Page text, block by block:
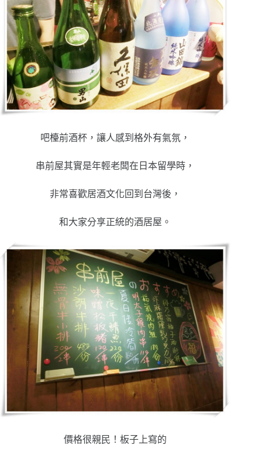
吧檯前酒杯，讓人感到格外有氣氛，
串前屋其實是年輕老闆在日本留學時，
非常喜歡居酒文化回到台灣後，
和大家分享正統的酒居屋。
價格很親民！板子上寫的